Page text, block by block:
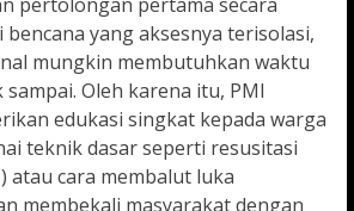
bencana yang aksesnya terisolasi,
mungkin membutuhkan waktu
Oleh karena itu, PMI
edukasi singkat kepada warga
teknik dasar seperti resusitasi
atau cara membalut luka
membekali masyarakat dengan